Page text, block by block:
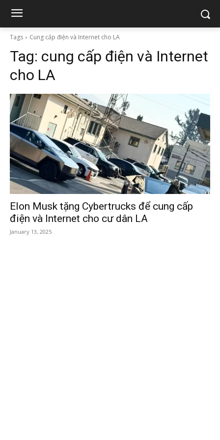
Tags Cung cấp điện và Internet cho LA
Tag: cung cấp điện và Internet
cho LA
Elon Musk tặng Cybertrucks để cung cấp
điện và Internet cho cư dân LA
January 13, 2025